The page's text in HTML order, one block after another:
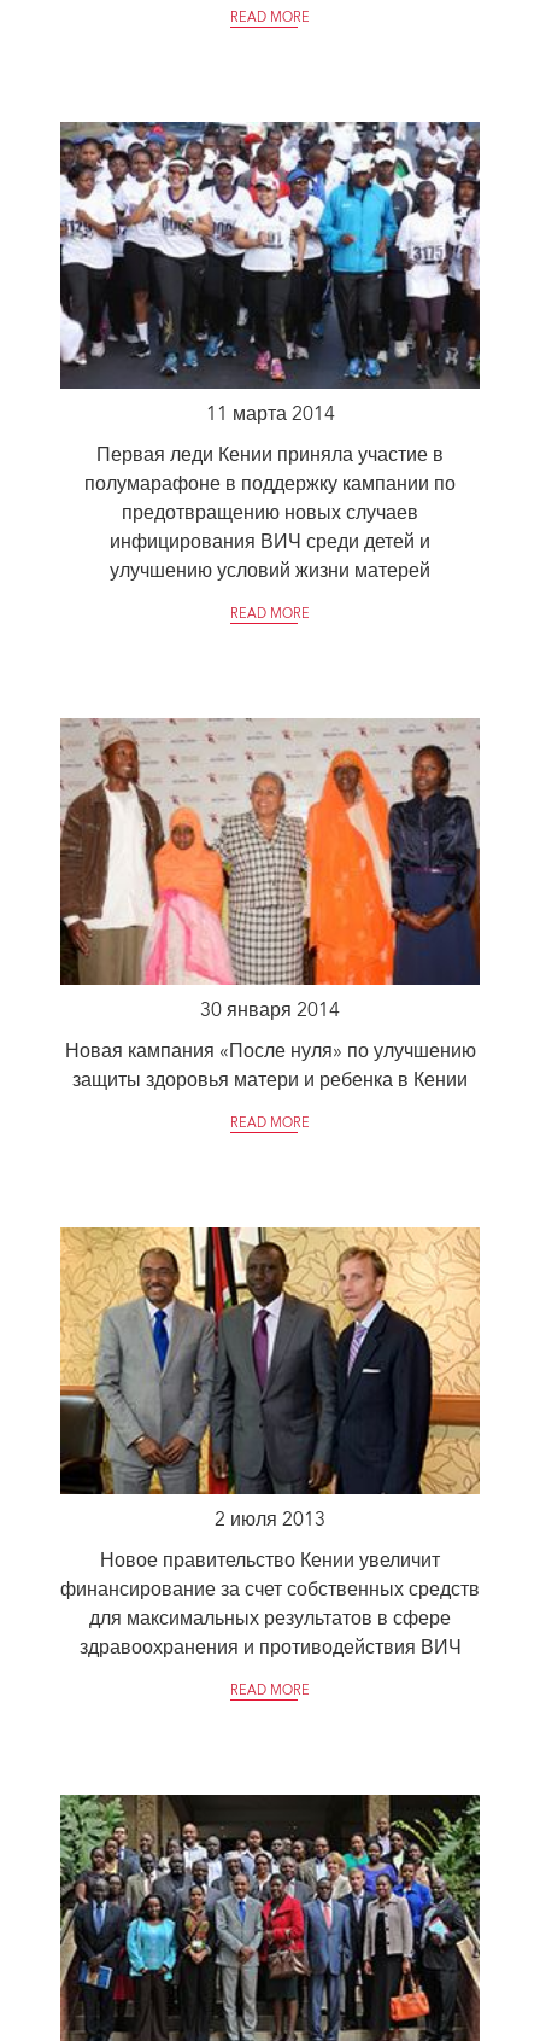
READ MORE
11 марта 2014
Первая леди Кении приняла участие в
полумарафоне в поддержку кампании по
предотвращению новых случаев
инфицирования ВИЧ среди детей и
улучшению условий жизни матерей
READ MORE
30 января 2014
Новая кампания «После нуля» по улучшению
защиты здоровья матери и ребенка в Кении
READ MORE
2 июля 2013
Новое правительство Кении увеличит
финансирование за счет собственных средств
для максимальных результатов в сфере
здравоохранения и противодействия ВИЧ
READ MORE